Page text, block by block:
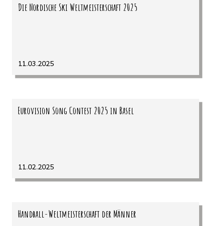
Die Nordische Ski Weltmeisterschaft 2025
11.03.2025
Eurovision Song Contest 2025 in Basel
11.02.2025
Handball-Weltmeisterschaft der Männer